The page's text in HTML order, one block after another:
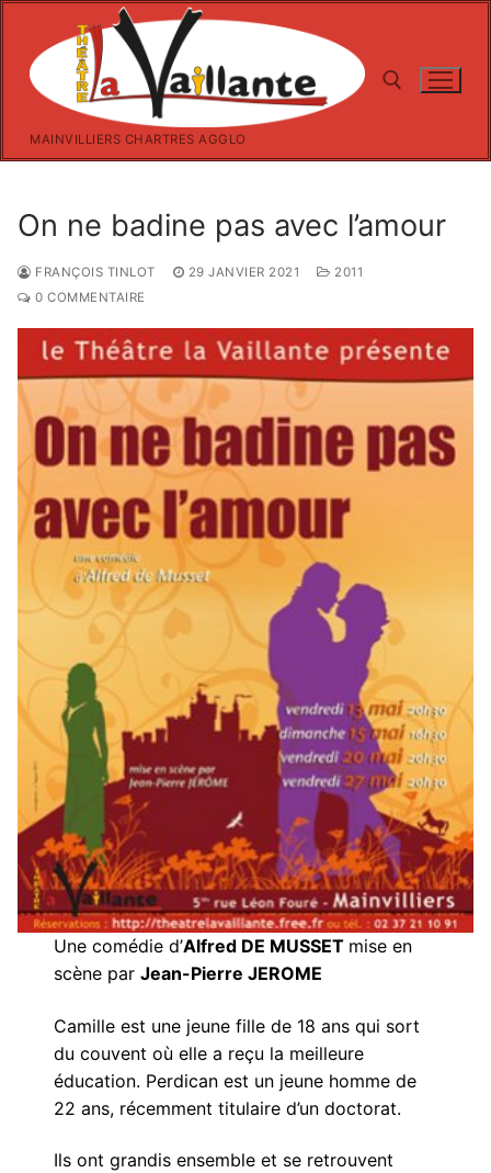
contenu
MAINVILLIERS CHARTRES AGGLO
On ne badine pas avec l’amour
FRANÇOIS TINLOT 29 JANVIER 2021
2011
0 COMMENTAIRE
Une comédie d’Alfred DE MUSSET mise en
scène parJean-Pierre JEROME
Camille est une jeune fille de 18 ans qui sort
du couvent où elle a reçu la meilleure
éducation. Perdican est un jeune homme de
22 ans, récemment titulaire d’un doctorat.
Ils ont grandis ensemble et se retrouvent